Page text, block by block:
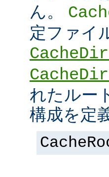
ん。
定ファイ
れたルー
構成を定